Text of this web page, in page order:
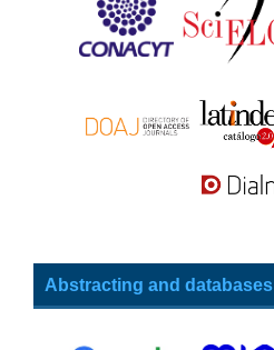
Abstracting and databases